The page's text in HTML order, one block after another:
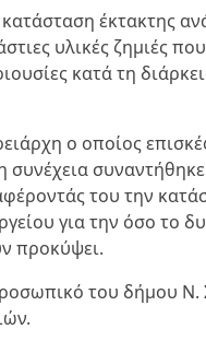
έκτακτης
υλικές ζημιές
κατά τη
ο οποίος
συνέχεια
του την
για την όσο το
προκύψει.
του δήμου